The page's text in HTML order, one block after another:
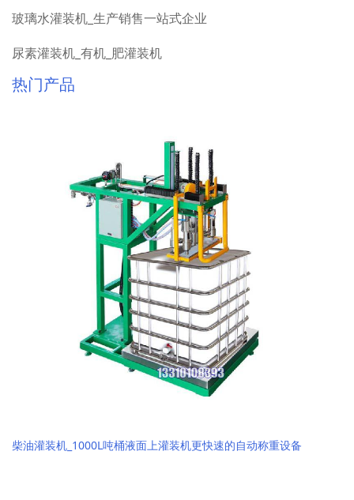
玻璃水灌装机_生产销售一站式企业
尿素灌装机_有机_肥灌装机
热门产品
柴油灌装机_1000L吨桶液面上灌装机更快速的自动称重设备